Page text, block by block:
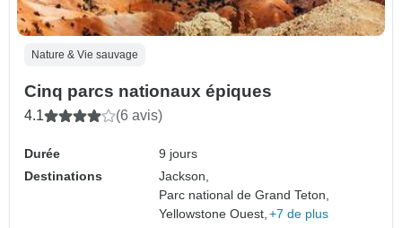
Nature & Vie sauvage
Cinq parcs nationaux épiques
4.1 (6 avis)
Durée
9 jours
Destinations
Jackson,
Parc national de Grand Teton,
Yellowstone Ouest, +7 de plus